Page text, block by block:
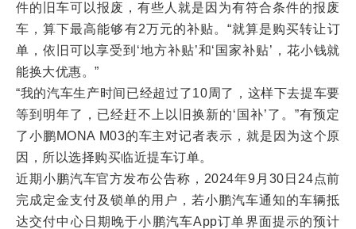
件的旧车可以报废，有些人就是因为有符合条件的报废
车，算下最高能够有2万元的补贴。“就算是购买转让订
单，依旧可以享受到‘地方补贴’和‘国家补贴’，花小钱就
能换大优惠。”
“我的汽车生产时间已经超过了10周了，这样下去提车要
等到明年了，已经赶不上以旧换新的‘国补’了。”有预定
了小鹏MONA M03的车主对记者表示，就是因为这个原
因，所以选择购买临近提车订单。
近期小鹏汽车官方发布公告称，2024年9月30日24点前
完成定金支付及锁单的用户，若小鹏汽车通知的车辆抵
达交付中心日期晚于小鹏汽车App订单界面提示的预计